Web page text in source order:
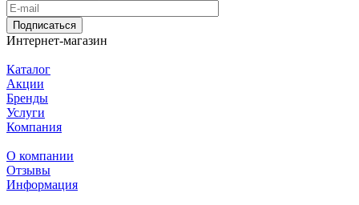
Подписаться
Интернет-магазин
Каталог
Акции
Бренды
Услуги
Компания
О компании
Отзывы
Информация